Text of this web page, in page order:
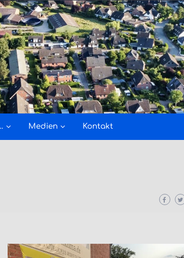
Medien Kontakt